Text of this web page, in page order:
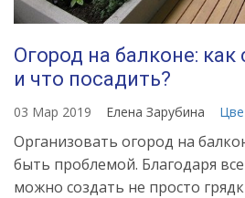
Огород на балконе: как
и что посадить?
03 Мар 2019 Елена Зарубина
Организовать огород на
быть проблемой. Благодаря
можно создать не просто